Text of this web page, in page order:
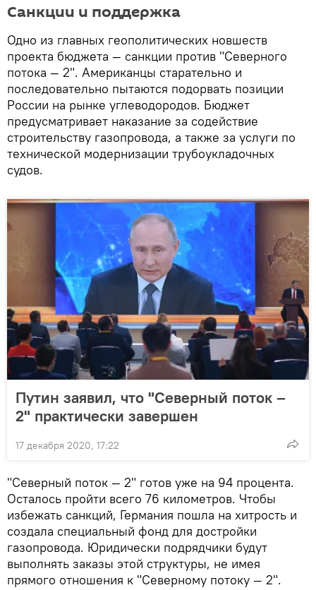
Санкции и поддержка
Одно из главных геополитических новшеств
проекта бюджета — санкции против "Северного
потока — 2". Американцы старательно и
последовательно пытаются подорвать позиции
России на рынке углеводородов. Бюджет
предусматривает наказание за содействие
строительству газопровода, а также за услуги по
технической модернизации трубоукладочных
судов.
Путин заявил, что "Северный поток –
2" практически завершен
17 декабря 2020, 17:22
"Северный поток — 2" готов уже на 94 процента.
Осталось пройти всего 76 километров. Чтобы
избежать санкций, Германия пошла на хитрость и
создала специальный фонд для достройки
газопровода. Юридически подрядчики будут
выполнять заказы этой структуры, не имея
прямого отношения к "Северному потоку — 2".